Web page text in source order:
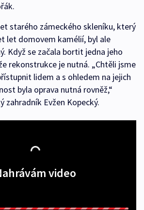
starého zámeckého skleníku, který
let domovem kamélií, byl ale
Když se začala bortit jedna jeho
rekonstrukce je nutná. „Chtěli jsme
lidem a s ohledem na jejich
byla oprava nutná rovněž,“
zahradník Evžen Kopecký.
video